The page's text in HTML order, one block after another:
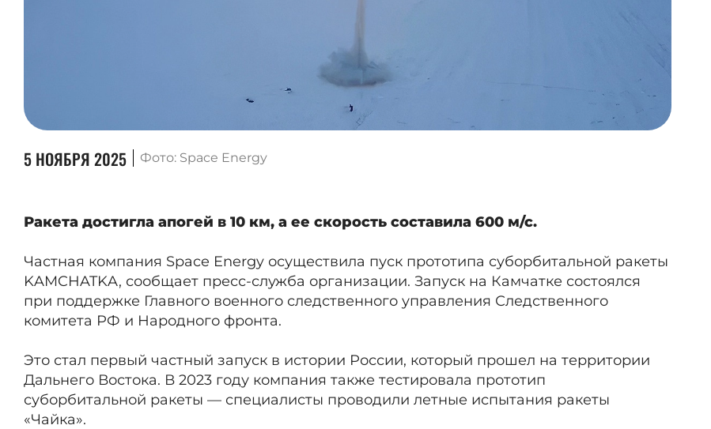
5 НОЯБРЯ 2025 Фото: Space Energy
Ракета достигла апогей в 10 км, а ее скорость составила 600 м/с.
Частная компания Space Energy осуществила пуск прототипа суборбитальной ракеты
KAMCHATKA, сообщает пресс-служба организации. Запуск на Камчатке состоялся
при поддержке Главного военного следственного управления Следственного
комитета РФ и Народного фронта.
Это стал первый частный запуск в истории России, который прошел на территории
Дальнего Востока. В 2023 году компания также тестировала прототип
суборбитальной ракеты — специалисты проводили летные испытания ракеты
«Чайка».